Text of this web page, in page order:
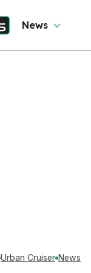
News
Urban Cruiser News